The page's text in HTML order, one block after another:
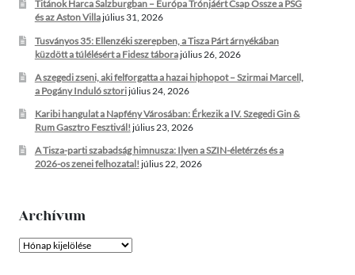
Titánok Harca Salzburgban – Európa Trónjáért Csap Össze a PSG
és az Aston Villajúlius 31, 2026
Tusványos 35: Ellenzéki szerepben, a Tisza Párt árnyékában
küzdött a túlélésért a Fidesz táborajúlius 26, 2026
A szegedi zseni, aki felforgatta a hazai hiphopot – Szirmai Marcell,
a Pogány Induló sztorijúlius 24, 2026
Karibi hangulat a Napfény Városában: Érkezik a IV. Szegedi Gin &
Rum Gasztro Fesztivál! július 23, 2026
A Tisza-parti szabadság himnusza: Ilyen a SZIN-életérzés és a
2026-os zenei felhozatal! július 22, 2026
Archívum
Archívum